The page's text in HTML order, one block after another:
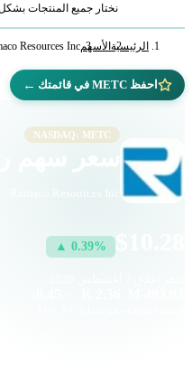
نختار جميع المنتجات
الرئيسية الأسهمResources Inc
احفظ METC في قائمتك ←
NASDAQ: METC
Ramaco Resources Inc · الطاقة · ناسداك
▲ 0.39%